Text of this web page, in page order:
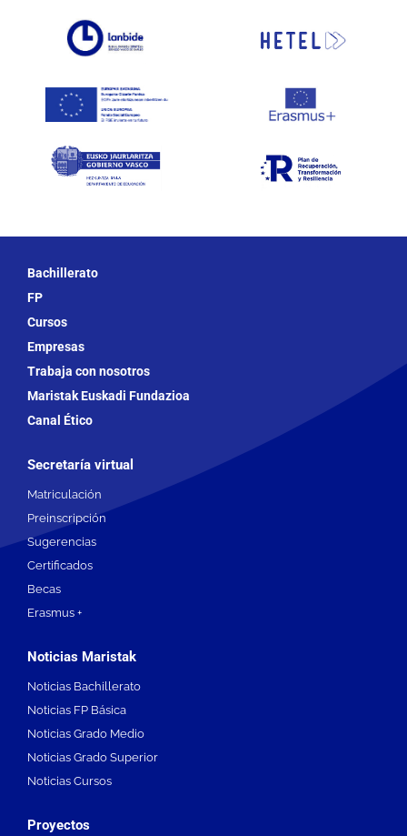
Bachillerato
FP
Cursos
Empresas
Trabaja con nosotros
Maristak Euskadi Fundazioa
Canal Ético
Secretaría virtual
Matriculación
Preinscripción
Sugerencias
Certificados
Becas
Erasmus +
Noticias Maristak
Noticias Bachillerato
Noticias FP Básica
Noticias Grado Medio
Noticias Grado Superior
Noticias Cursos
Proyectos